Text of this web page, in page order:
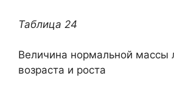
Таблица 24
Величина нормальной массы
возраста и роста